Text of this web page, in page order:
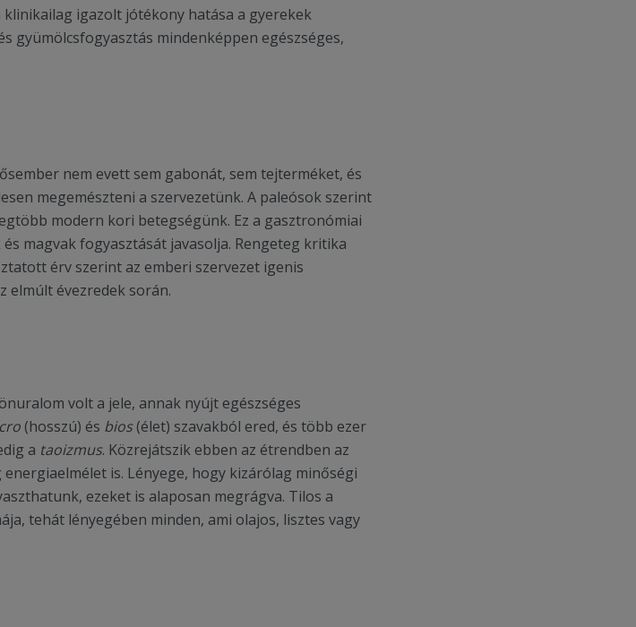
igazolt jótékony hatása a gyerekek
gyümölcsfogyasztás mindenképpen egészséges,
nem evett sem gabonát, sem tejterméket, és
megemészteni a szervezetünk. A paleósok szerint
modern kori betegségünk. Ez a gasztronómiai
magvak fogyasztását javasolja. Rengeteg kritika
érv szerint az emberi szervezet igenis
elmúlt évezredek során.
volt a jele, annak nyújt egészséges
(hosszú) és bios(élet) szavakból ered, és több ezer
a taoizmus. Közrejátszik ebben az étrendben az
is. Lényege, hogy kizárólag minőségi
ezeket is alaposan megrágva. Tilos a
tehát lényegében minden, ami olajos, lisztes vagy